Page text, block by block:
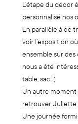
L’étape du décor
personnalisé nos
En parallèle à ce
voir l’exposition
ensemble sur des
nous a été
table, sac…)
Un autre
retrouver Juliette
Une journée